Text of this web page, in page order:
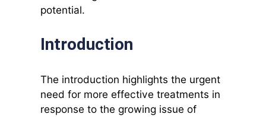
potential.
Introduction
The introduction highlights the urgent
need for more effective treatments in
response to the growing issue of